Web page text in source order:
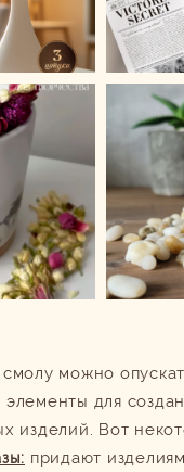
можно
для
изделий. Вот
придают